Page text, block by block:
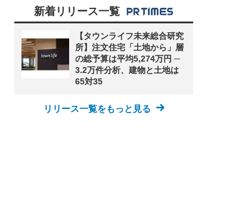
新着リリース一覧
【タウンライフ未来総合研究
所】注文住宅「土地から」層
の総予算は平均5,274万円 ─
3.2万件分析、建物と土地は
65対35
リリース一覧をもっと見る